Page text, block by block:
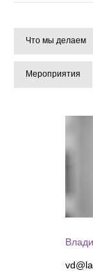
Что мы делаем
Мероприятия